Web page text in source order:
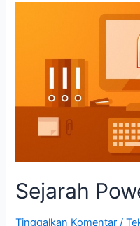
Sejarah
Tinggalkan Komentar /